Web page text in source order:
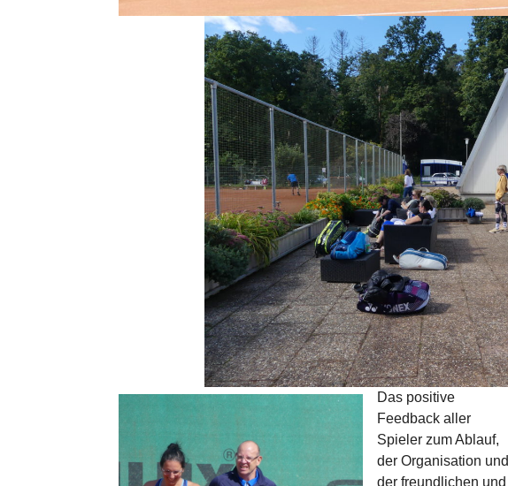
Das positive
Feedback aller
Spieler zum Ablauf,
der Organisation und
der freundlichen und